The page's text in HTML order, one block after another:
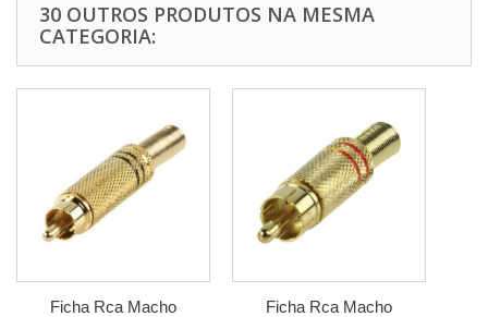
30 OUTROS PRODUTOS NA MESMA
CATEGORIA:
Ficha Rca Macho
Ficha Rca Macho